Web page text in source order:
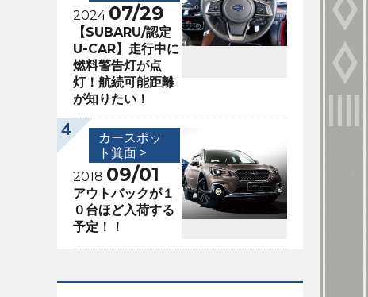
2024 07/29
【SUBARU/認定
U-CAR】走行中に
燃料警告灯が点
灯！航続可能距離
が知りたい！
カースポッ
ト箕面 >
2018 09/01
アウトバックが１
０台ほど入荷する
予定！！